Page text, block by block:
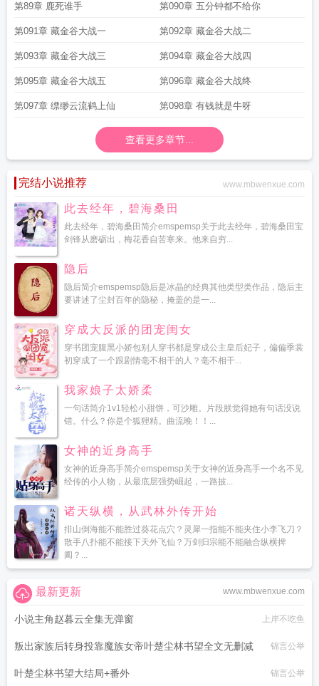
第89章 鹿死谁手 第090章 五分钟都不给你
第091章 藏金谷大战一 第092章 藏金谷大战二
第093章 藏金谷大战三 第094章 藏金谷大战四
第095章 藏金谷大战五 第096章 藏金谷大战终
第097章 缥缈云流鹤上仙 第098章 有钱就是牛呀
查看更多章节...
完结小说推荐 www.mbwenxue.com
此去经年，碧海桑田
此去经年，碧海桑田简介emspemsp关于此去经年，碧海桑田宝
剑锋从磨砺出，梅花香自苦寒来。他来自穷...
隐后
隐后简介emspemsp隐后是冰晶的经典其他类型类作品，隐后主
要讲述了尘封百年的隐秘，掩盖的是一...
穿成大反派的团宠闺女
穿书团宠腹黑小娇包别人穿书都是穿成公主皇后妃子，偏偏季裳
初穿成了一个跟剧情毫不相干的人？毫不相干...
我家娘子太娇柔
一句话简介1v1轻松小甜饼，可沙雕。片段朕觉得她有句话没说
错。什么？你是个狐狸精。曲流晚！！...
女神的近身高手
女神的近身高手简介emspemsp关于女神的近身高手一个名不见
经传的小人物，从最底层强势崛起，一路披...
诸天纵横，从武林外传开始
排山倒海能不能胜过葵花点穴？灵犀一指能不能夹住小李飞刀？
散手八扑能不能接下天外飞仙？万剑归宗能不能融合纵横捭
阖？...
www.mbwenxue.com
最新更新
小说主角赵暮云全集无弹窗 上岸不吃鱼
叛出家族后转身投靠魔族女帝叶楚尘林书望全文无删减 锦言公举
叶楚尘林书望大结局+番外 锦言公举